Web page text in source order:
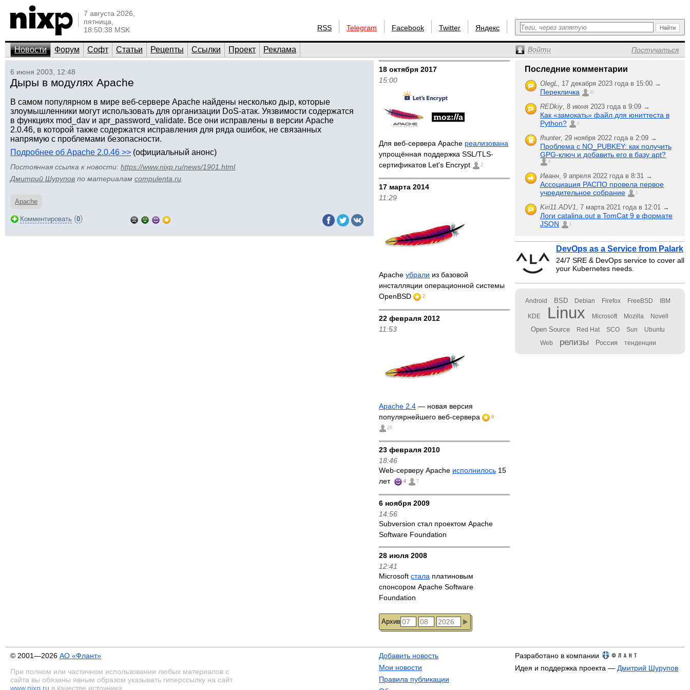
7 августа 2026,
пятница,
18:50:38 MSK
RSS Telegram Facebook Twitter Яндекс
Новости Форум Софт Статьи Рецепты Ссылки Проект Реклама Войти Постучаться
6 июня 2003, 12:48
Дыры в модулях Apache
В самом популярном в мире веб-сервере Apache найдены несколько дыр, которые
злоумышленники могут использовать для организации DoS-атак. Уязвимости содержатся
в функциях mod_dav и apr_password_validate. Все они исправлены в версии Apache
2.0.46, в которой также содержатся исправления для ряда ошибок, не связанных
напрямую с проблемами безопасности.
Подробнее об Apache 2.0.46 >> (официальный анонс)
Постоянная ссылка к новости: https://www.nixp.ru/news/1901.html.
Дмитрий Шурупов по материалам compulenta.ru
Apache
Комментировать (0)
18 октября 2017
15:00
Для веб-сервера Apache реализована
упрощённая поддержка SSL/TLS-
сертификатов Let's Encrypt
2
17 марта 2014
11:29
Apacheубрали из базовой
инсталляции операционной системы
OpenBSD
2
22 февраля 2012
11:53
Apache 2.4 — новая версия
популярнейшего веб-сервера
6
26
23 февраля 2010
18:46
Web-серверу Apache исполнилось 15
лет
4 7
6 ноября 2009
14:56
Subversion стал проектом Apache
Software Foundation
28 июля 2008
12:41
Microsoftстала платиновым
спонсором Apache Software
Foundation
Архив
Последние комментарии
OlegL, 17 декабря 2023 года в 15:00 →
Перекличка 21
REDkiy, 8 июня 2023 года в 9:09 →
Как «замокать» файл для юниттеста в
Python?
2
fhunter, 29 ноября 2022 года в 2:09 →
Проблема с NO_PUBKEY: как получить
GPG-ключ и добавить его в базу apt?
6
Иванн, 9 апреля 2022 года в 8:31 →
Ассоциация РАСПО провела первое
учредительное собрание
1
Kiri11.ADV1, 7 марта 2021 года в 12:01 →
Логи catalina.out в TomCat 9 в формате
JSON
1
DevOps as a Service from Palark
24/7 SRE & DevOps service to cover all
your Kubernetes needs.
Android BSD Debian Firefox FreeBSD IBM
KDE Linux Microsoft Mozilla Novell
Open Source Red Hat SCO Sun Ubuntu
Web релизы Россия тенденции
© 2001—2026 АО «Флант»
При полном или частичном использовании любых материалов с
сайта вы обязаны явным образом указывать гиперссылку на сайт
www.nixp.ru в качестве источника.
Добавить новость
Мои новости
Правила публикации
Разработано в компании
Идея и поддержка проекта — Дмитрий Шурупов